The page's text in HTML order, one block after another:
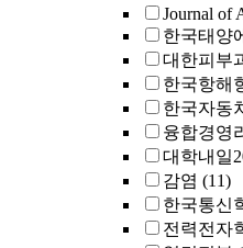
Journal of
한국태양
대한피부
한국항해
한국자동
융합경영
대학내일
감염 (11)
한국통신
전력전자